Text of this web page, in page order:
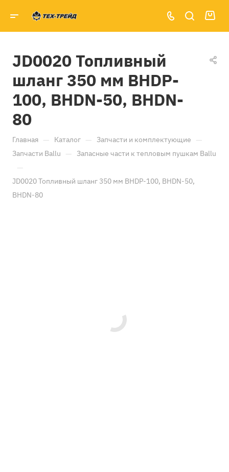
JD0020 Топливный
шланг 350 мм BHDP-
100, BHDN-50, BHDN-
80
Главная — Каталог — Запчасти и комплектующие —
Запчасти Ballu — Запасные части к тепловым пушкам Ballu
—
JD0020 Топливный шланг 350 мм BHDP-100, BHDN-50,
BHDN-80